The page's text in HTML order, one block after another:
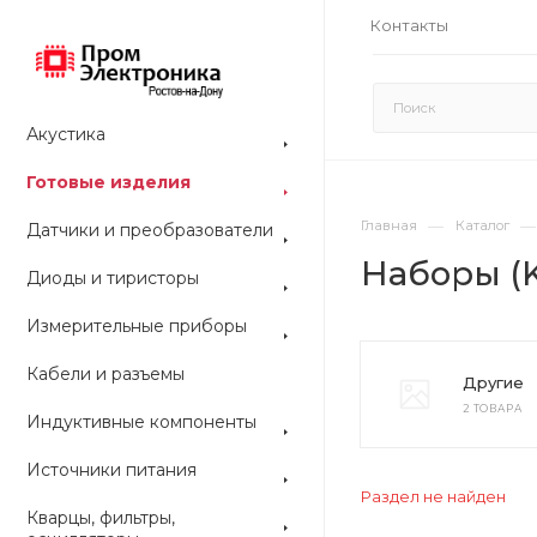
Контакты
Акустика
Готовые изделия
Датчики и преобразователи
Диоды и тиристоры
Измерительные приборы
Кабели и разъемы
Индуктивные компоненты
Источники питания
Кварцы, фильтры,
Главная — Каталог —
Наборы
Другие
2 ТОВАРА
Раздел не найден